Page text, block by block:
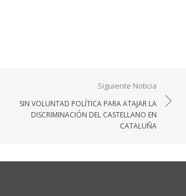
Siguiente Noticia
SIN VOLUNTAD POLÍTICA PARA ATAJAR LA
DISCRIMINACIÓN DEL CASTELLANO EN
CATALUÑA